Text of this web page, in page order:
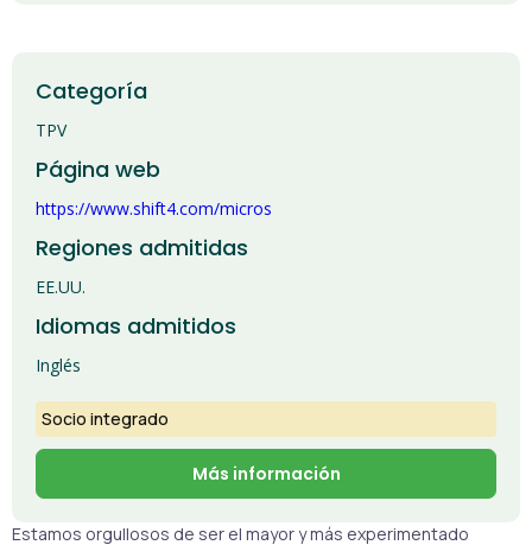
Estamos orgullosos de ser el mayor y más experimentado
Categoría
TPV
Página web
https://www.shift4.com/micros
Regiones admitidas
EE.UU.
Idiomas admitidos
Inglés
Socio integrado
Más información